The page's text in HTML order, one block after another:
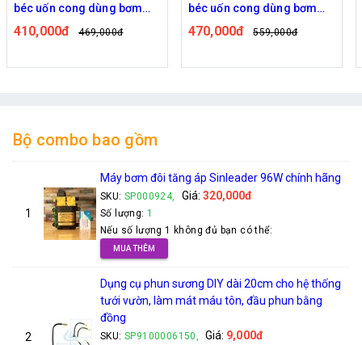
béc uốn cong dùng bơm
60w
410,000đ 469,000đ
béc uốn cong dùng bơm
60w
470,000đ 559,000đ
Bộ combo bao gồm
1
Máy bơm đôi tăng áp Sinleader 96W chính hãng
SKU: SP000924, Giá: 320,000đ
Số lượng: 1
Nếu số lượng 1 không đủ bạn có thể:
MUA THÊM
2
Dụng cụ phun sương DIY dài 20cm cho hệ thống
tưới vườn, làm mát máu tôn, đầu phun bằng
đồng
SKU: SP9100006150, Giá: 9,000đ